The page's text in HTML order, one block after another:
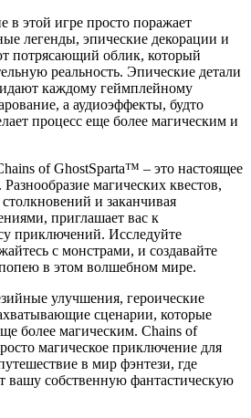
в этой игре просто поражает
легенды, эпические декорации и
потрясающий облик, который
реальность. Эпические детали
каждому геймплейному
а аудиоэффекты, будто
процесс еще более магическим и
of GhostSparta™ – это настоящее
Разнообразие магических квестов,
и заканчивая
приглашает вас к
приключений. Исследуйте
с монстрами, и создавайте
в этом волшебном мире.
улучшения, героические
сценарии, которые
более магическим. Chains of
магическое приключение для
в мир фэнтези, где
вашу собственную фантастическую